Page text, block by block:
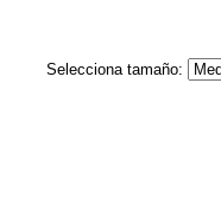
Selecciona tamaño: